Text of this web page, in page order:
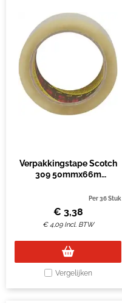
Verpakkingstape Scotch
309 50mmx66m
Per 36 Stuk
€ 3,38
€4,09 Incl. BTW
Vergelijken